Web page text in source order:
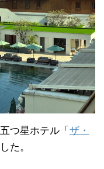
つ星ホテル「 ザ・
た。